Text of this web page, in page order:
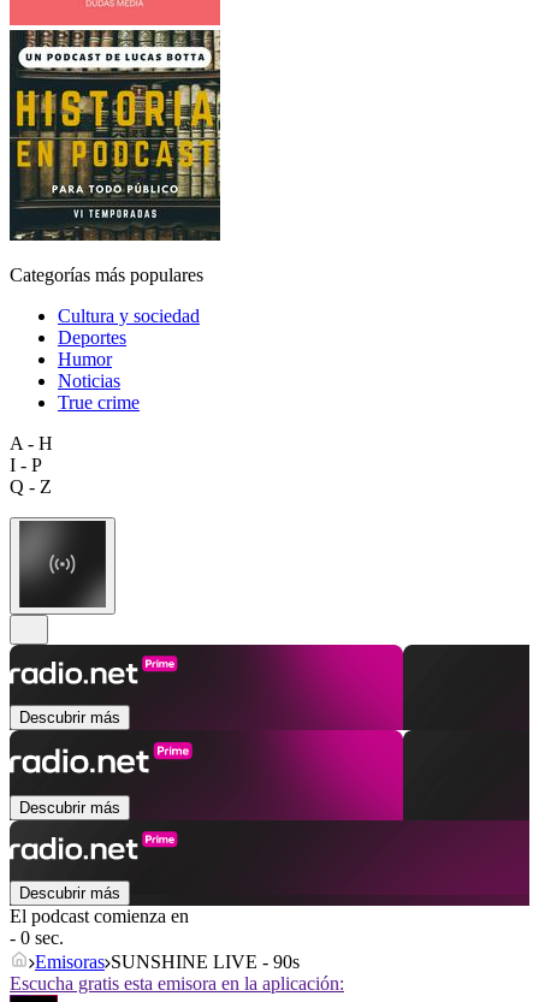
Categorías más populares
Cultura y sociedad
Deportes
Humor
Noticias
True crime
A - H
I - P
Q - Z
Descubrir más
Descubrir más
Descubrir más
El podcast comienza en
- 0 sec.
Emisoras SUNSHINE LIVE - 90s
Escucha gratis esta emisora en la aplicación: